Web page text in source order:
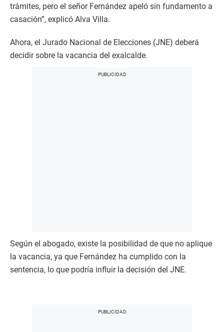
trámites, pero el señor Fernández apeló sin fundamento a
casación”, explicó Alva Villa.
Ahora, el Jurado Nacional de Elecciones (JNE) deberá
decidir sobre la vacancia del exalcalde.
Según el abogado, existe la posibilidad de que no aplique
la vacancia, ya que Fernández ha cumplido con la
sentencia, lo que podría influir la decisión del JNE.